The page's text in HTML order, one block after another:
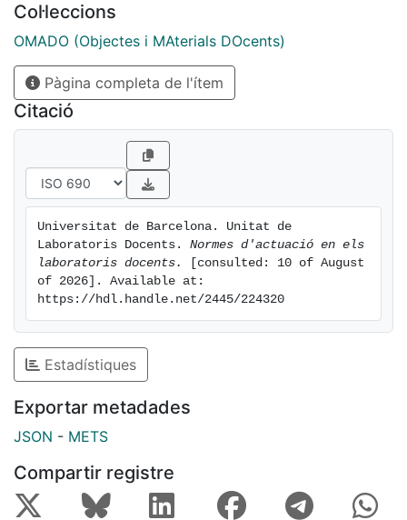
Col·leccions
OMADO (Objectes i MAterials DOcents)
Pàgina completa de l'ítem
Citació
Universitat de Barcelona. Unitat de
Laboratoris Docents. Normes d'actuació en els
laboratoris docents.
[consulted: 10 of August
of 2026]. Available at:
https://hdl.handle.net/2445/224320
Estadístiques
Exportar metadades
JSON - METS
Compartir registre